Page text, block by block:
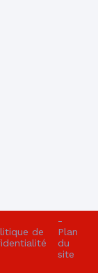
de
-
Plan
du
site